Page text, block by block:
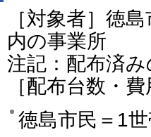
［対象者］徳
内の事業所
注記：配布済み
［配布台数・費
徳島市民＝1